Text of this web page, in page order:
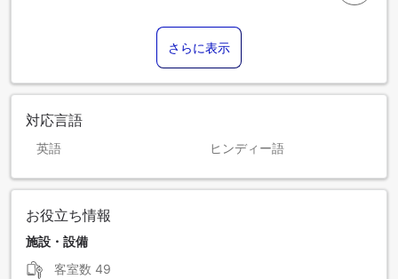
さらに表示
対応言語
英語 ヒンディー語
お役立ち情報
施設・設備
客室数 49